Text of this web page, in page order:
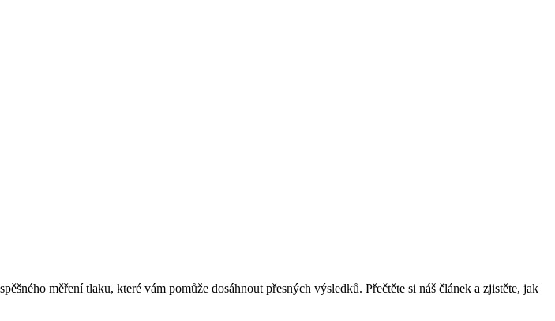
měření tlaku, které vám pomůže dosáhnout přesných výsledků. Přečtěte si náš článek a zjistěte, jak